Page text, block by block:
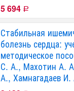
5 694 Р
Стабильная
болезнь сердца:
методическое
С. А., Махотин А.
А., Хамнагадаев И.